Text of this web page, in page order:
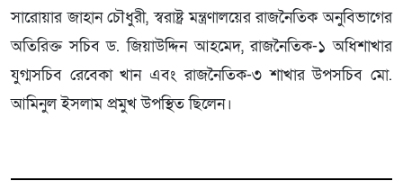
সারোয়ার জাহান চৌধুরী, স্বরাষ্ট্র মন্ত্রণালয়ের রাজনৈতিক অনুবিভাগের
অতিরিক্ত সচিব ড. জিয়াউদ্দিন আহমেদ, রাজনৈতিক-১ অধিশাখার
যুগ্মসচিব রেবেকা খান এবং রাজনৈতিক-৩ শাখার উপসচিব মো.
আমিনুল ইসলাম প্রমুখ উপস্থিত ছিলেন।